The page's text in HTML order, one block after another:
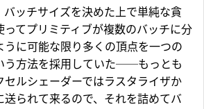
バッチサイズを決めた上で単純な貪
てプリミティブが複数のバッチに分
うに可能な限り多くの頂点を一つの
う方法を採用していた──もっとも
セルシェーダーではラスタライザか
送られて来るので、それを詰めてバ